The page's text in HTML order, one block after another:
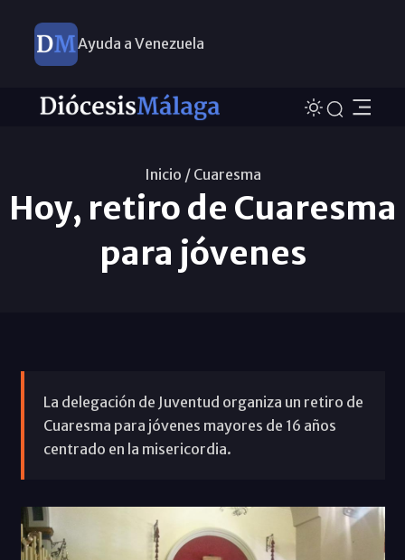
Ayuda a Venezuela
Inicio / Cuaresma
Hoy, retiro de Cuaresma
para jóvenes
La delegación de Juventud organiza un retiro de
Cuaresma para jóvenes mayores de 16 años
centrado en la misericordia.